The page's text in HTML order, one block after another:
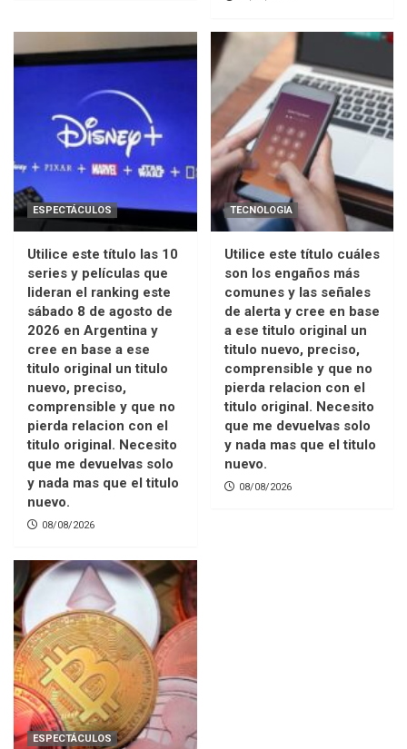
ESPECTÁCULOS
Utilice este título las 10
series y películas que
lideran el ranking este
sábado 8 de agosto de
2026 en Argentina y
cree en base a ese
titulo original un titulo
nuevo, preciso,
comprensible y que no
pierda relacion con el
titulo original. Necesito
que me devuelvas solo
y nada mas que el titulo
nuevo.
08/08/2026
TECNOLOGIA
Utilice este título cuáles
son los engaños más
comunes y las señales
de alerta y cree en base
a ese titulo original un
titulo nuevo, preciso,
comprensible y que no
pierda relacion con el
titulo original. Necesito
que me devuelvas solo
y nada mas que el titulo
nuevo.
08/08/2026
ESPECTÁCULOS